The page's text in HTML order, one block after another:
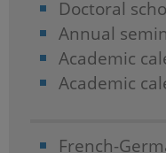
Doctoral
Annual
Academic
Academic
French-